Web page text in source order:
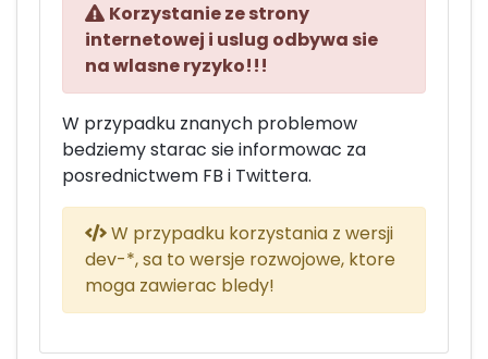
Korzystanie ze strony
internetowej i uslug odbywa sie
na wlasne ryzyko!!!
W przypadku znanych problemow
bedziemy starac sie informowac za
posrednictwem FB i Twittera.
W przypadku korzystania z wersji
dev-*, sa to wersje rozwojowe, ktore
moga zawierac bledy!